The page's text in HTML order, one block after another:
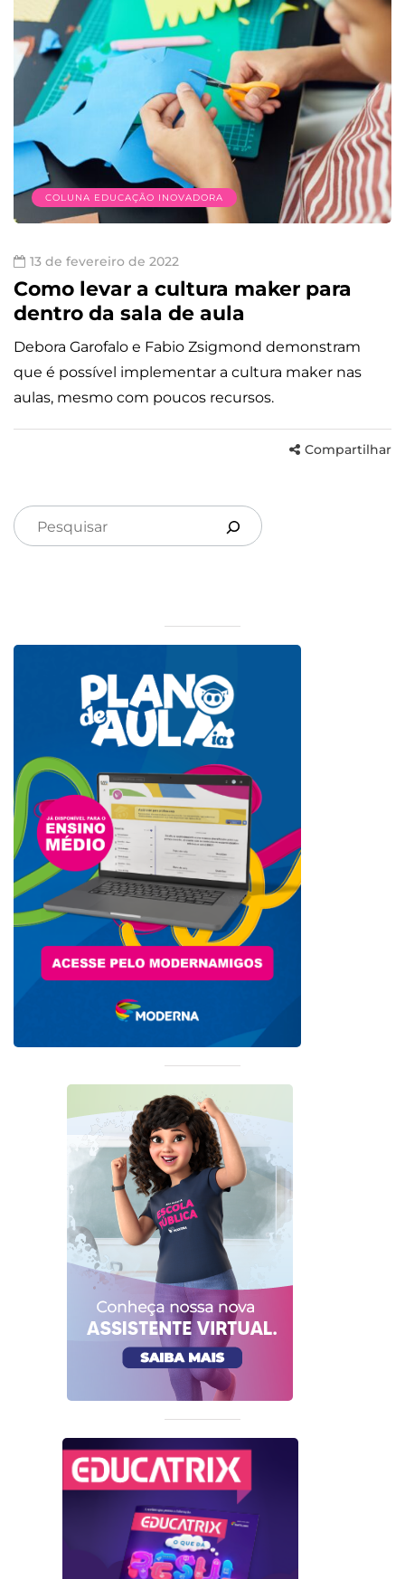
COLUNA EDUCAÇÃO INOVADORA
13 de fevereiro de 2022
Como levar a cultura maker para
dentro da sala de aula
Debora Garofalo e Fabio Zsigmond demonstram
que é possível implementar a cultura maker nas
aulas, mesmo com poucos recursos.
Compartilhar